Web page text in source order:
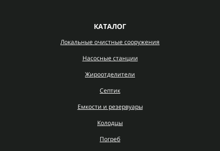
КАТАЛОГ
Локальные очистные сооружения
Насосные станции
Жироотделители
Септик
Емкости и резервуары
Колодцы
Погреб